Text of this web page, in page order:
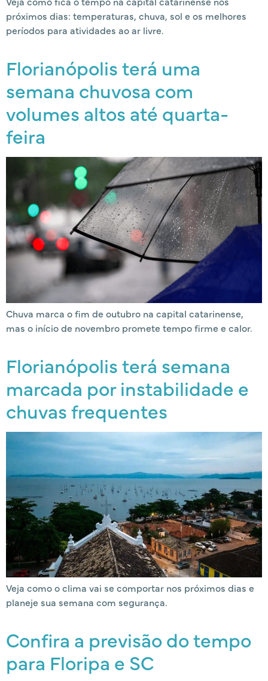
próximos dias: temperaturas, chuva, sol e os melhores
períodos para atividades ao ar livre.
Florianópolis terá uma
semana chuvosa com
volumes altos até quarta-
feira
Chuva marca o fim de outubro na capital catarinense,
mas o início de novembro promete tempo firme e calor.
Florianópolis terá semana
marcada por instabilidade e
chuvas frequentes
Veja como o clima vai se comportar nos próximos dias e
planeje sua semana com segurança.
Confira a previsão do tempo
para Floripa e SC